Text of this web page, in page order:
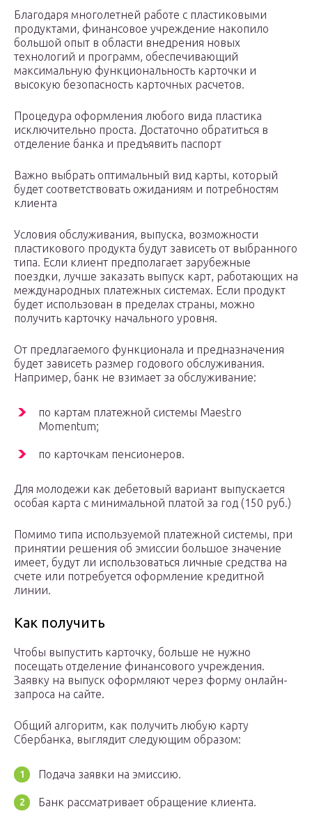
Благодаря многолетней работе с пластиковыми
продуктами, финансовое учреждение накопило
большой опыт в области внедрения новых
технологий и программ, обеспечивающий
максимальную функциональность карточки и
высокую безопасность карточных расчетов.
Процедура оформления любого вида пластика
исключительно проста. Достаточно обратиться в
отделение банка и предъявить паспорт
Важно выбрать оптимальный вид карты, который
будет соответствовать ожиданиям и потребностям
клиента
Условия обслуживания, выпуска, возможности
пластикового продукта будут зависеть от выбранного
типа. Если клиент предполагает зарубежные
поездки, лучше заказать выпуск карт, работающих на
международных платежных системах. Если продукт
будет использован в пределах страны, можно
получить карточку начального уровня.
От предлагаемого функционала и предназначения
будет зависеть размер годового обслуживания.
Например, банк не взимает за обслуживание:
по картам платежной системы Maestro
Momentum;
по карточкам пенсионеров.
Для молодежи как дебетовый вариант выпускается
особая карта с минимальной платой за год (150 руб.)
Помимо типа используемой платежной системы, при
принятии решения об эмиссии большое значение
имеет, будут ли использоваться личные средства на
счете или потребуется оформление кредитной
линии.
Как получить
Чтобы выпустить карточку, больше не нужно
посещать отделение финансового учреждения.
Заявку на выпуск оформляют через форму онлайн-
запроса на сайте.
Общий алгоритм, как получить любую карту
Сбербанка, выглядит следующим образом:
Подача заявки на эмиссию.
Банк рассматривает обращение клиента.